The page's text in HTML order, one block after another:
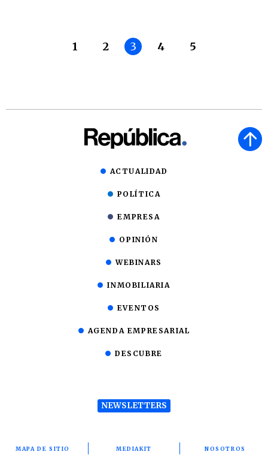
1 2 3 4 5
ACTUALIDAD
POLÍTICA
EMPRESA
OPINIÓN
WEBINARS
INMOBILIARIA
EVENTOS
AGENDA EMPRESARIAL
DESCUBRE
NEWSLETTERS
MAPA DE SITIO MEDIAKIT NOSOTROS